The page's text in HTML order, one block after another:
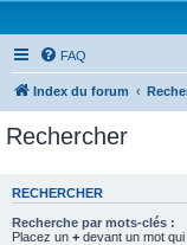
FAQ
Index du forum
Rechercher
RECHERCHER
Recherche par mots-clés :
Placez un + devant un mot